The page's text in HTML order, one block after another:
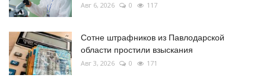
Авг 6, 2026 0 117
Сотне штрафников из Павлодарской
области простили взыскания
Авг 3, 2026 0 171